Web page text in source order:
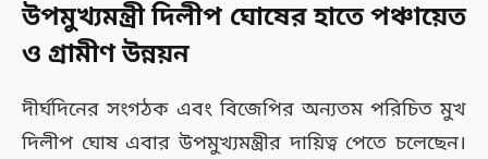
উপমুখ্যমন্ত্রী দিলীপ ঘোষের হাতে পঞ্চায়েত
ও গ্রামীণ উন্নয়ন
দীর্ঘদিনের সংগঠক এবং বিজেপির অন্যতম পরিচিত মুখ
দিলীপ ঘোষ এবার উপমুখ্যমন্ত্রীর দায়িত্ব পেতে চলেছেন।